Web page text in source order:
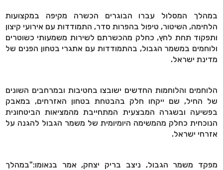
במהלך המסלול עברו הבוגרים הכשרה מקיפה במקצועות
הלחימה, השיטור, טיפול בהפרות סדר, התמודדות עם אירועי קיצון
ותפקוד תחת לחץ, כחלק מהכשרתם לשירות משמעותי כשוטרים
ולוחמים במשמר הגבול, בהתמודדות עם אתגרי בטחון הפנים של
מדינת ישראל.
הלוחמים והלוחמות החדשים ישובצו בחטיבות ובמרחבים השונים
של החיל, שם ייקחו חלק בהבטחת בטחון האזרחים, במאבק
בפשיעה ובשגרה המבצעית המתחייבת מהמציאות הביטחונית
הנוכחית כחלק מהמשימה היומיומית של משמר הגבול להגנה על
אזרחי ישראל.
מפקד משמר הגבול, ניצב בריק יצחק, אמר בנאומו:"במהלך